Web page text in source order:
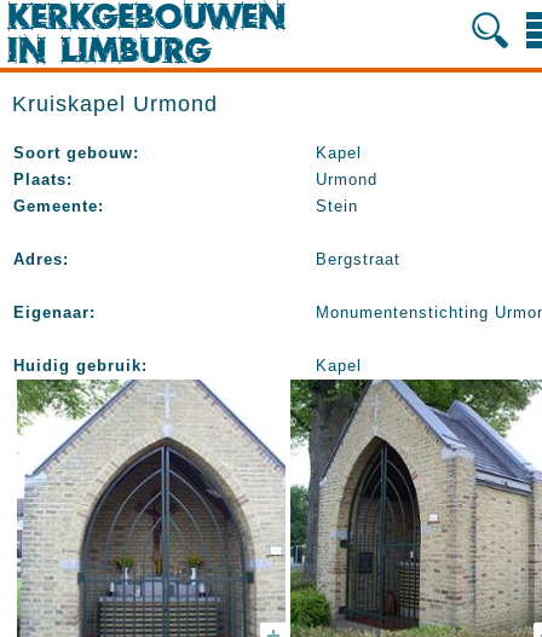
Kruiskapel Urmond
Soort gebouw:
Kapel
Plaats:
Urmond
Gemeente:
Stein
Adres: Bergstraat
Eigenaar: Monumentenstichting
Huidig gebruik: Kapel